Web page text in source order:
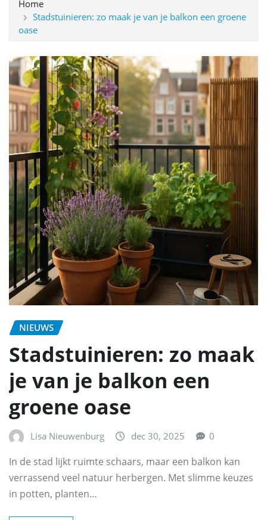
Home
Stadstuinieren: zo maak je van je balkon een groene
oase
NIEUWS
Stadstuinieren: zo maak
je van je balkon een
groene oase
Lisa Nieuwenburg dec 30, 2025 0
In de stad lijkt ruimte schaars, maar een balkon kan
verrassend veel natuur herbergen. Met slimme keuzes
in potten, planten…